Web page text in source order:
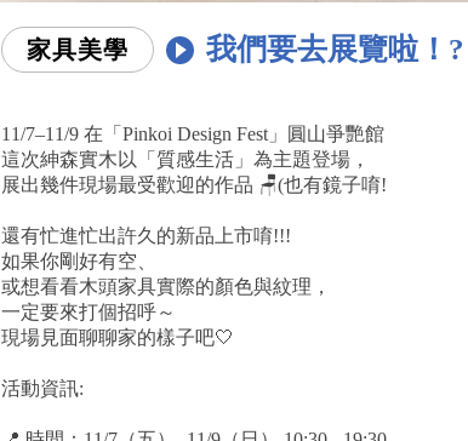
家具美學 我們要去展覽啦！?
11/7–11/9 在「Pinkoi Design Fest」圓山爭艷館
這次紳森實木以「質感生活」為主題登場，
展出幾件現場最受歡迎的作品 🪑(也有鏡子唷!
還有忙進忙出許久的新品上市唷!!!
如果你剛好有空、
或想看看木頭家具實際的顏色與紋理，
一定要來打個招呼～
現場見面聊聊家的樣子吧🤍
活動資訊: